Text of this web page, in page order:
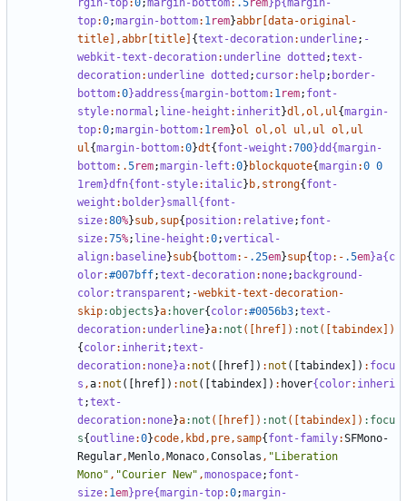
rgin-top:0;margin-bottom: .5rem}p{margin-
top:0;margin-bottom: 1rem}abbr data-original-
title ],abbr title {text-decoration: underline; -
webkit-text-decoration: underline dotted ;text-
decoration: underline dotted ; cursor: help; border-
bottom:0}address{margin-bottom: 1rem; font-
style: normal ; line-height : inherit }dl ,ol , ul{margin-
top:0;margin-bottom: 1rem}ol ol ,ol ul , ul ol , ul
ul{margin-bottom:0}dt{ font-weight :700}dd{margin-
bottom:.5rem;margin-left :0} blockquote{margin:0 0
1rem}dfn{font-style: italic} b, strong{ font-
weight : bolder}small{font-
size:80%}sub, sup{ position: relative; font-
size:75%; line-height :0;vertical-
align: baseline}sub{ bottom:- .25em}sup{top:- .5em}a{c
olor:#007bff;text-decoration: none; background-
color:transparent ; -webkit-text-decoration-
skip:objects }a:hover{ color:#0056b3;text-
decoration: underline}a:not ([ href ]) :not ([ tabindex ])
{ color: inherit ;text-
decoration: none}a: not ([ href ]) : not ([ tabindex ]) : focu
s ,a: not ([ href ]) : not ([ tabindex ]) : hover{color: inheri
t ;text-
decoration: none}a:not ([ href ]) :not ([ tabindex ]) :focu
s{outline:0}code, kbd , pre, samp{ font-family:SFMono-
Regular, Menlo, Monaco,Consolas , "Liberation
Mono" , "Courier New" ,monospace; font-
size: 1em}pre{margin-top:0;margin-